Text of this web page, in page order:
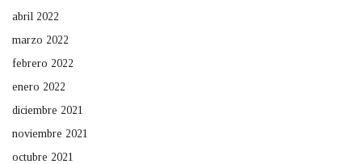
abril 2022
marzo 2022
febrero 2022
enero 2022
diciembre 2021
noviembre 2021
octubre 2021